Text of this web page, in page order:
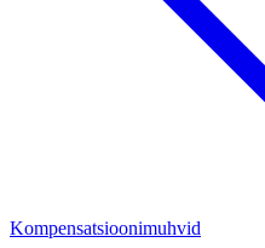
Kompensatsioonimuhvid